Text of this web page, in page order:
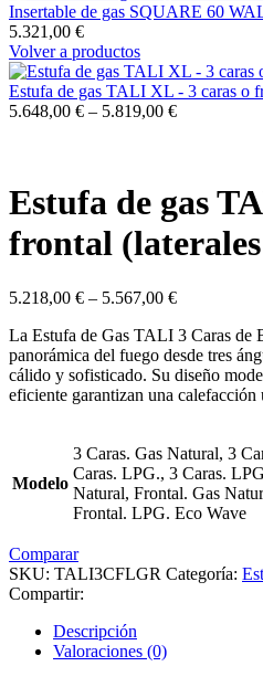
Insertable de gas SQUARE 60
5.321,00 €
Volver a productos
Estufa de gas TALI XL - 3 caras o
5.648,00 € – 5.819,00 €
Estufa de gas
frontal
5.218,00 € – 5.567,00 €
La Estufa de Gas TALI 3 Caras de
panorámica del fuego desde tres
cálido y sofisticado. Su diseño
eficiente garantizan una
Modelo
3 Caras. Gas Natural, 3
Caras. LPG., 3 Caras.
Natural, Frontal. Gas
Frontal. LPG. Eco Wave
Comparar
SKU: TALI3CFLGR Categoría:
Compartir:
Descripción
Valoraciones (0)